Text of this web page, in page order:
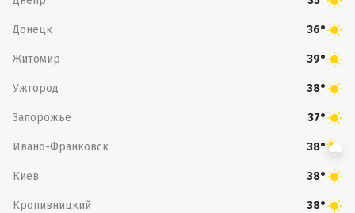
Донецк 36°
Житомир 39°
Ужгород 38°
Запорожье 37°
Ивано-Франковск 38°
Киев 38°
Кропивницкий 38°